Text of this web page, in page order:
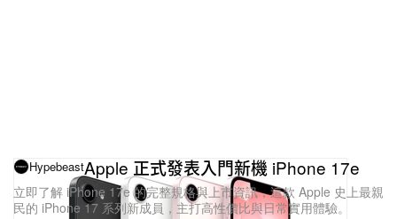
HypebeastApple 正式發表入門新機 iPhone 17e
立即了解 iPhone 17e 的完整規格與上市資訊，這款 Apple 史上最親
民的 iPhone 17 系列新成員，主打高性價比與日常實用體驗。